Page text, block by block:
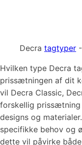
Decra tagtyper
Hvilken type Decra
prissætningen af dit
vil Decra Classic,
forskellig
designs og
specifikke behov og
dette vil påvirke